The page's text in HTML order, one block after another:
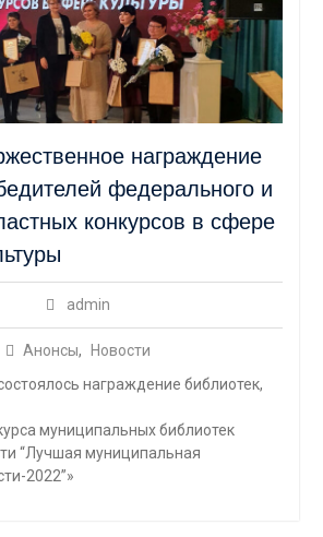
награждение
федерального и
конкурсов в сфере
admin
Анонсы,
Новости
награждение библиотек,
муниципальных библиотек
“Лучшая муниципальная
2022”»